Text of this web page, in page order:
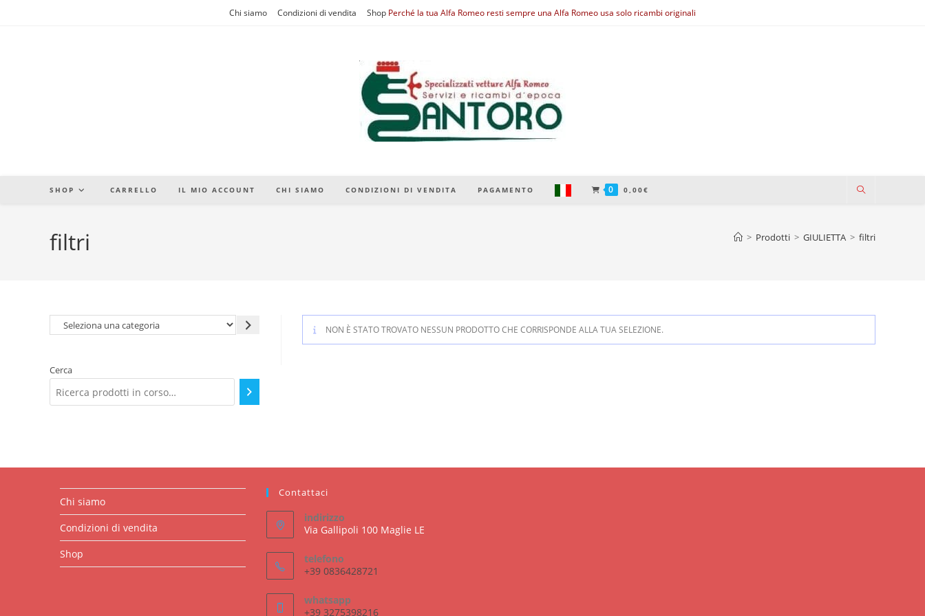
Chi siamo Condizioni di vendita Shop Perché la tua Alfa Romeo resti sempre una Alfa Romeo usa solo ricambi originali
SHOP CARRELLO IL MIO ACCOUNT CHI SIAMO CONDIZIONI DI VENDITA PAGAMENTO 0 0,00€
filtri > Prodotti > GIULIETTA > filtri
NON È STATO TROVATO NESSUN PRODOTTO CHE CORRISPONDE ALLA TUA SELEZIONE.
Seleziona
Cerca
Chi siamo
Condizioni di vendita
Shop
Contattaci
indirizzo
Via Gallipoli 100 Maglie LE
telefono
+39 0836428721
whatsapp
+39 3275398216